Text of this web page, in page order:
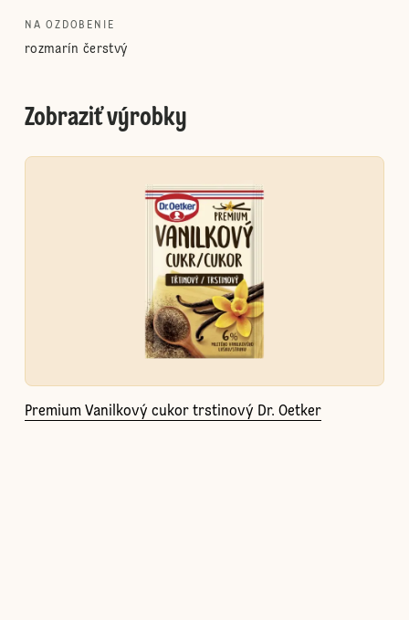
NA OZDOBENIE
rozmarín čerstvý
Zobraziť výrobky
Premium Vanilkový cukor trstinový Dr. Oetker